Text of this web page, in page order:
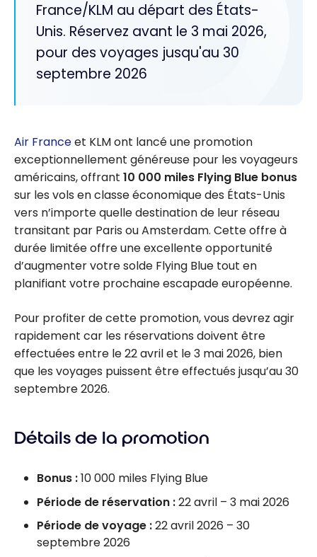
France/KLM au départ des États-
Unis. Réservez avant le 3 mai 2026,
pour des voyages jusqu'au 30
septembre 2026
Air Franceet KLM ont lancé une promotion
exceptionnellement généreuse pour les voyageurs
américains, offrant 10 000 miles Flying Blue bonus
sur les vols en classe économique des États-Unis
vers n’importe quelle destination de leur réseau
transitant par Paris ou Amsterdam. Cette offre à
durée limitée offre une excellente opportunité
d’augmenter votre solde Flying Blue tout en
planifiant votre prochaine escapade européenne.
Pour profiter de cette promotion, vous devrez agir
rapidement car les réservations doivent être
effectuées entre le 22 avril et le 3 mai 2026, bien
que les voyages puissent être effectués jusqu’au 30
septembre 2026.
Détails de la promotion
Bonus :10 000 miles Flying Blue
Période de réservation :22 avril – 3 mai 2026
Période de voyage :22 avril 2026 – 30
septembre 2026